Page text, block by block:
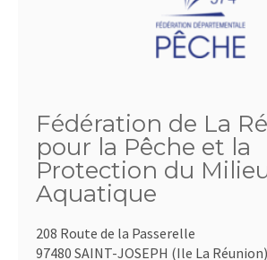
Fédération de La
pour la Pêche et la
Protection du
Aquatique
208 Route de la Passerelle
97480 SAINT-JOSEPH (Ile La Réunion)